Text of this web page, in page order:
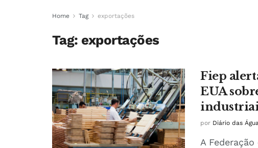
Home Tag exportações
Tag: exportações
Fiep
EUA
por Diário das
A